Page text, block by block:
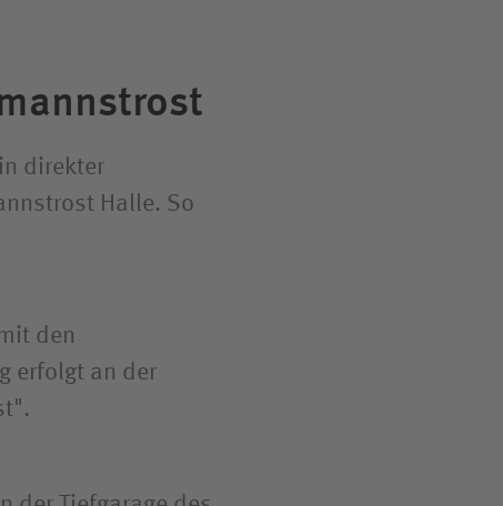
direkter
Halle. So
den
erfolgt an der